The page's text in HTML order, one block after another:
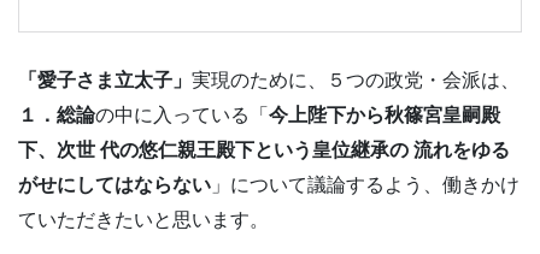
「愛子さま立太子」 実現のために、５つの政党・会派は、
１．総論の中に入っている「 今上陛下から秋篠宮皇嗣殿
下、次世 代の悠仁親王殿下という皇位継承の 流れをゆる
がせにしてはならない 」について議論するよう、働きかけ
ていただきたいと思います。